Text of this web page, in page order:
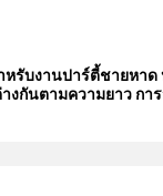
งานปาร์ตี้ชายหาด
กันตามความยาว กา